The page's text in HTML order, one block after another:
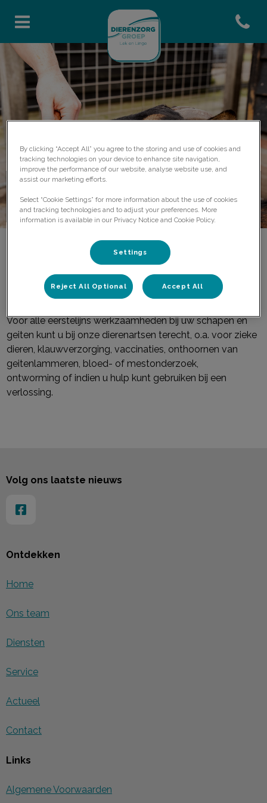
Homepage Dierenzorggroep
Open
Kleine herkauwers
Geiten en schapen
Kleine herkauwers
Voor alle eerstelijns werkzaamheden bij uw schapen en
geiten kunt u bij onze dierenartsen terecht, o.a. voor zieke
dieren, klauwverzorging, vaccinaties, onthoornen van
geitenlammeren, bloed- of mestonderzoek,
ontworming of indien u hulp kunt gebruiken bij een
verlossing.
Ontdekken
Home
Ons team
Diensten
Service
Actueel
Contact
Links
Algemene Voorwaarden
Volg ons laatste nieuws
By clicking “Accept All” you agree to the storing and use of cookies and
tracking technologies on your device to enhance site navigation,
improve the performance of our website, analyse website use, and
assist our marketing efforts.
Select “Cookie Settings” for more information about the use of cookies
and tracking technologies and to adjust your preferences. More
information is available in our Privacy Notice and Cookie Policy.
Settings
Reject All Optional Accept All